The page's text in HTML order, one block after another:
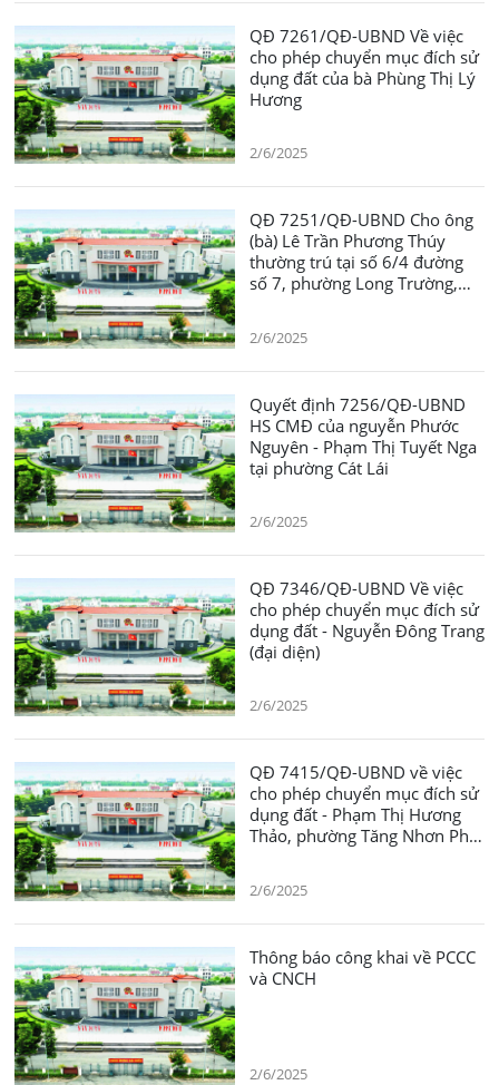
QĐ 7261/QĐ-UBND Về việc
cho phép chuyển mục đích sử
dụng đất của bà Phùng Thị Lý
Hương
2/6/2025
QĐ 7251/QĐ-UBND Cho ông
(bà) Lê Trần Phương Thúy
thường trú tại số 6/4 đường
số 7, phường Long Trường,
mục đích sử dụng đối với
phần diện tích 59,3m2 đất
đích đất ở đô thị
2/6/2025
Quyết định 7256/QĐ-UBND
HS CMĐ của nguyễn Phước
Nguyên - Phạm Thị Tuyết Nga
tại phường Cát Lái
2/6/2025
QĐ 7346/QĐ-UBND Về việc
cho phép chuyển mục đích sử
dụng đất - Nguyễn Đông Trang
(đại diện)
2/6/2025
QĐ 7415/QĐ-UBND về việc
cho phép chuyển mục đích sử
dụng đất - Phạm Thị Hương
Thảo, phường Tăng Nhơn Phú
2/6/2025
Thông báo công khai về PCCC
và CNCH
2/6/2025